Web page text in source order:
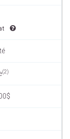
(2)